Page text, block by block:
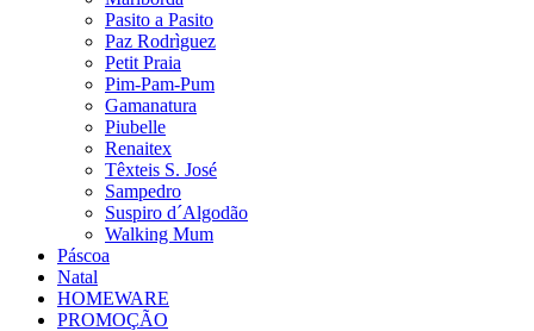
Pasito a Pasito
Paz Rodrìguez
Petit Praia
Pim-Pam-Pum
Gamanatura
Piubelle
Renaitex
Têxteis S. José
Sampedro
Suspiro d´Algodão
Walking Mum
Páscoa
Natal
HOMEWARE
PROMOÇÃO